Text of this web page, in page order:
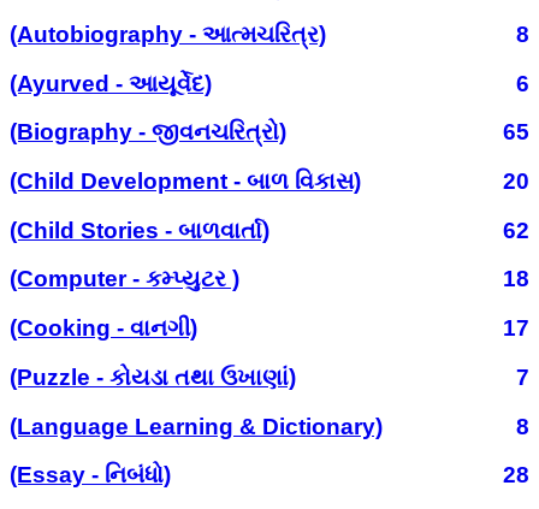
(Autobiography - આત્મચરિત્ર)
8
(Ayurved - આયૂર્વેદ)
6
(Biography - જીવનચરિત્રો)
65
(Child Development - બાળ વિકાસ)
20
(Child Stories - બાળવાર્તા)
62
(Computer - કમ્પ્યુટર )
18
(Cooking - વાનગી)
17
(Puzzle - કોયડા તથા ઉખાણાં)
7
(Language Learning & Dictionary)
8
(Essay - નિબંધો)
28